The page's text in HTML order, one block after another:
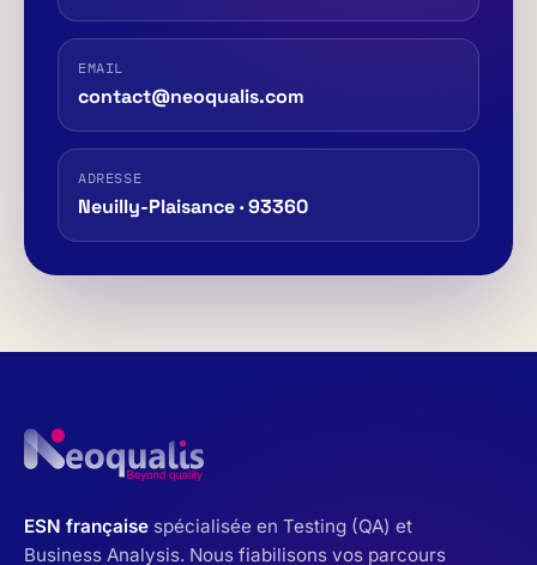
EMAIL
contact@neoqualis.com
ADRESSE
Neuilly-Plaisance · 93360
ESN française spécialisée en Testing (QA) et
Business Analysis. Nous fiabilisons vos parcours